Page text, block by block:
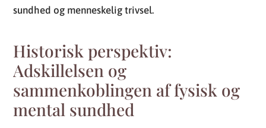
sundhed og menneskelig trivsel.
Historisk perspektiv:
Adskillelsen og
sammenkoblingen af fysisk og
mental sundhed